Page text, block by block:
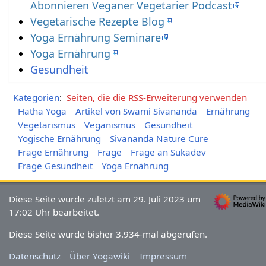
Abonnieren Veganer Vegetarier Podcast
Vegetarische Rezepte Blog
Yoga Ernährung Seminare
Yoga Ernährung
Gesundheit
Kategorien: Seiten, die die RSS-Erweiterung verwenden
Hatha Yoga
Artikel von Swami Sivananda
Ernährung
Vegetarismus
Veganismus
Gesundheit
Yogische Ernährung
Sivananda Nature Cure
Frage Ernährung
Frage
Frage an Sukadev
Frage Gesundheit
Yoga Ernährung
Diese Seite wurde zuletzt am 29. Juli 2023 um
17:02 Uhr bearbeitet.
Diese Seite wurde bisher 3.934-mal abgerufen.
Datenschutz
Über Yogawiki Impressum